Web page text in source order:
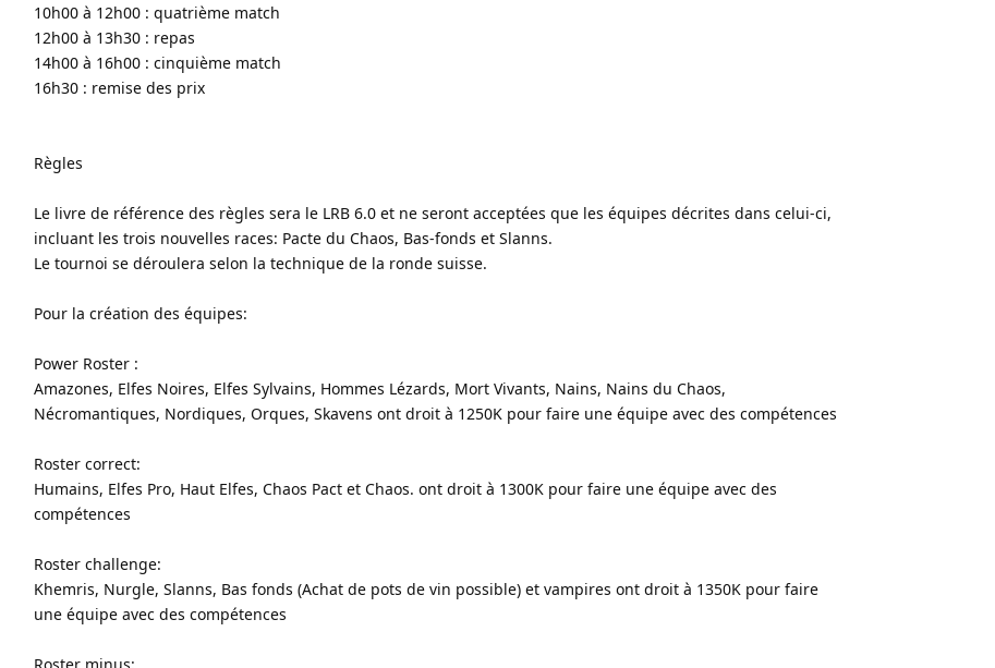
10h00 à 12h00 : quatrième match
12h00 à 13h30 : repas
14h00 à 16h00 : cinquième match
16h30 : remise des prix
Règles
Le livre de référence des règles sera le LRB 6.0 et ne seront acceptées que les équipes décrites dans celui-ci,
incluant les trois nouvelles races: Pacte du Chaos, Bas-fonds et Slanns.
Le tournoi se déroulera selon la technique de la ronde suisse.
Pour la création des équipes:
Power Roster :
Amazones, Elfes Noires, Elfes Sylvains, Hommes Lézards, Mort Vivants, Nains, Nains du Chaos,
Nécromantiques, Nordiques, Orques, Skavens ont droit à 1250K pour faire une équipe avec des compétences
Roster correct:
Humains, Elfes Pro, Haut Elfes, Chaos Pact et Chaos. ont droit à 1300K pour faire une équipe avec des
compétences
Roster challenge:
Khemris, Nurgle, Slanns, Bas fonds (Achat de pots de vin possible) et vampires ont droit à 1350K pour faire
une équipe avec des compétences